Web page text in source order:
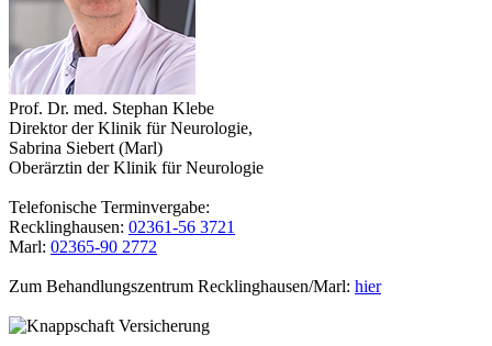
Prof. Dr. med. Stephan Klebe
Direktor der Klinik für Neurologie,
Sabrina Siebert (Marl)
Oberärztin der Klinik für Neurologie
Telefonische Terminvergabe:
Recklinghausen: 02361-56 3721
Marl: 02365-90 2772
Zum Behandlungszentrum Recklinghausen/Marl: hier